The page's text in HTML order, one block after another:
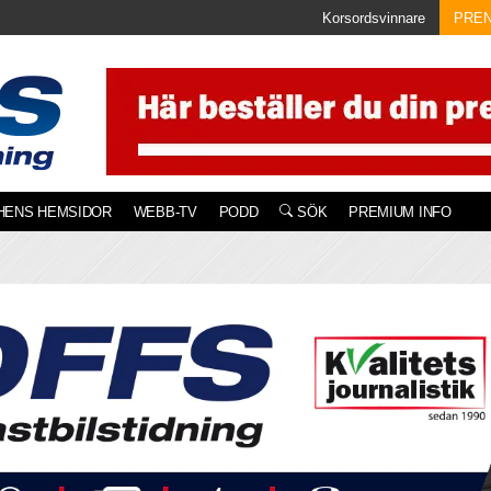
Korsordsvinnare
HEMSIDOR WEBB-TV PODD SÖK PREMIUM INFO